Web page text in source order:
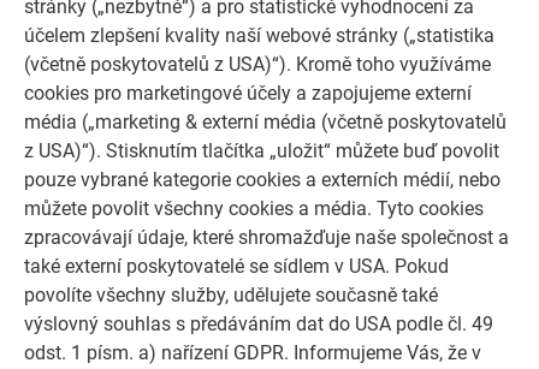
stránky („nezbytné“) a pro statistické vyhodnocení za
účelem zlepšení kvality naší webové stránky („statistika
(včetně poskytovatelů z USA)“). Kromě toho využíváme
cookies pro marketingové účely a zapojujeme externí
média („marketing & externí média (včetně poskytovatelů
z USA)“). Stisknutím tlačítka „uložit“ můžete buď povolit
pouze vybrané kategorie cookies a externích médií, nebo
můžete povolit všechny cookies a média. Tyto cookies
zpracovávají údaje, které shromažďuje naše společnost a
také externí poskytovatelé se sídlem v USA. Pokud
povolíte všechny služby, udělujete současně také
výslovný souhlas s předáváním dat do USA podle čl. 49
odst. 1 písm. a) nařízení GDPR. Informujeme Vás, že v
NECHTE SE INSPIROVAT
DALŠÍ OBJEKTY
Referenční galerie PREFA ukazuje, jak všestranné může
být využití hliníku. Objevte další působivé projekty s
odolnými hliníkovými řešeními PREFA pro střechy,
solární systémy a fasády.
PROHLÉDNĚTE SI VÍCE REFERENCÍ